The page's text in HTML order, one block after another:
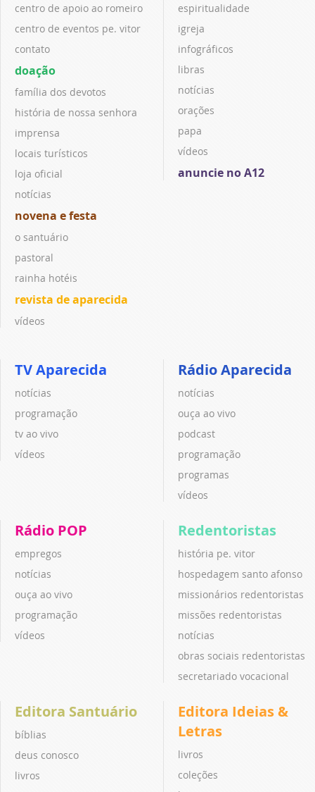
centro de apoio ao romeiro
centro de eventos pe. vitor
contato
doação
família dos devotos
história de nossa senhora
imprensa
locais turísticos
loja oficial
notícias
novena e festa
o santuário
pastoral
rainha hotéis
revista de aparecida
vídeos
espiritualidade
igreja
infográficos
libras
notícias
orações
papa
vídeos
anuncie no A12
TV Aparecida
notícias
programação
tv ao vivo
vídeos
Rádio Aparecida
notícias
ouça ao vivo
podcast
programação
programas
vídeos
Rádio POP
empregos
notícias
ouça ao vivo
programação
vídeos
Redentoristas
história pe. vitor
hospedagem santo afonso
missionários redentoristas
missões redentoristas
notícias
obras sociais redentoristas
secretariado vocacional
Editora Santuário
bíblias
deus conosco
livros
Editora Ideias &
Letras
livros
coleções